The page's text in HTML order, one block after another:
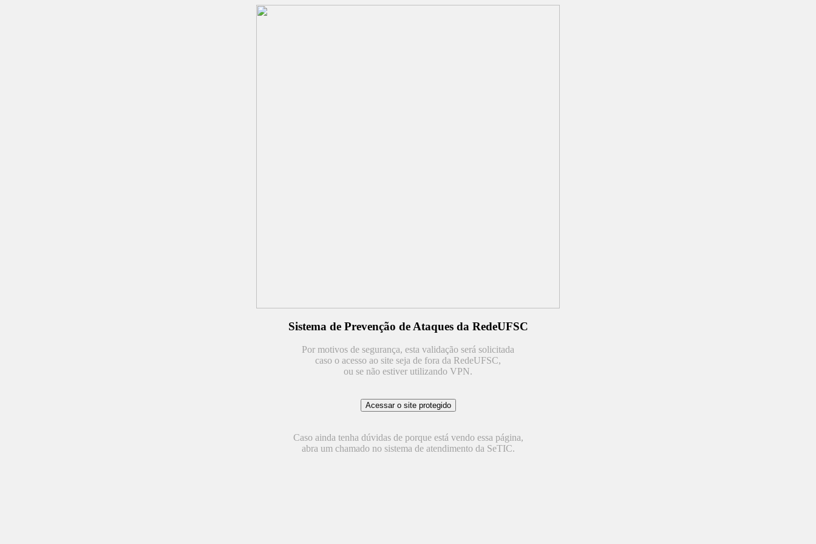
Sistema de Prevenção de Ataques da RedeUFSC
Por motivos de segurança, esta validação será solicitada
caso o acesso ao site seja de fora da RedeUFSC,
ou se não estiver utilizando VPN.
Caso ainda tenha dúvidas de porque está vendo essa página,
abra um chamado no sistema de atendimento da SeTIC.